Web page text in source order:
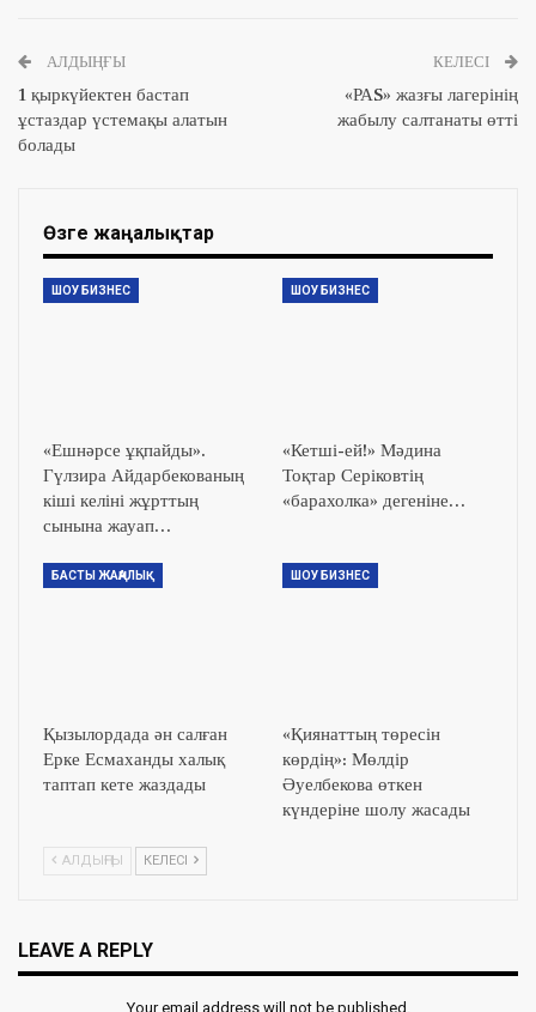
АЛДЫҢҒЫ
1 қыркүйектен бастап
ұстаздар үстемақы алатын
болады
КЕЛЕСІ
«РАS» жазғы лагерінің
жабылу салтанаты өтті
Өзге жаңалықтар
ШОУ БИЗНЕС
«Ешнәрсе ұқпайды».
Гүлзира Айдарбекованың
кіші келіні жұрттың
сынына жауап…
ШОУ БИЗНЕС
«Кетші-ей!» Мәдина
Тоқтар Серіковтің
«барахолка» дегеніне…
БАСТЫ ЖАҢАЛЫҚ
Қызылордада ән салған
Ерке Есмаханды халық
таптап кете жаздады
ШОУ БИЗНЕС
«Қиянаттың төресін
көрдің»: Мөлдір
Әуелбекова өткен
күндеріне шолу жасады
АЛДЫҢҒЫ КЕЛЕСІ
LEAVE A REPLY
Your email address will not be published.